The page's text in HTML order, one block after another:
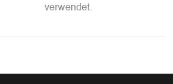
verwendet.